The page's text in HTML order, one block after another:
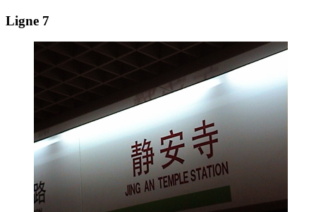
Ligne 7